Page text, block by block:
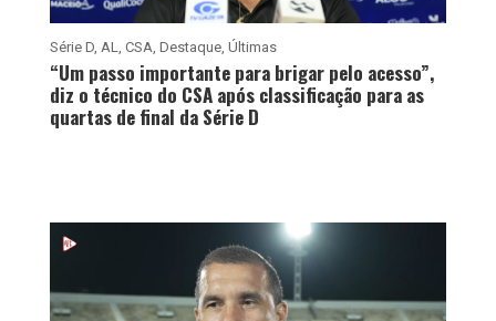
Série D, AL CSA Destaque, Últimas
“Um passo importante para brigar pelo acesso”,
diz o técnico do CSA após classificação para as
quartas de final da Série D